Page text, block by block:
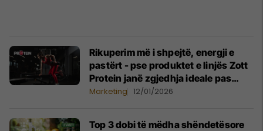
Rikuperim më i shpejtë, energji e
pastërt - pse produktet e linjës Zott
Protein janë zgjedhja ideale pas
ushtrimeve
Marketing 12/01/2026
Top 3 dobi të mëdha shëndetësore